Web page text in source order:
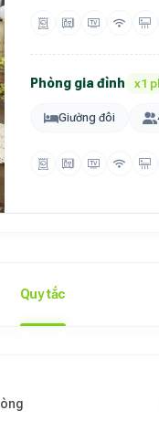
Phòng gia đình x1
Giường đôi
Quy tắc